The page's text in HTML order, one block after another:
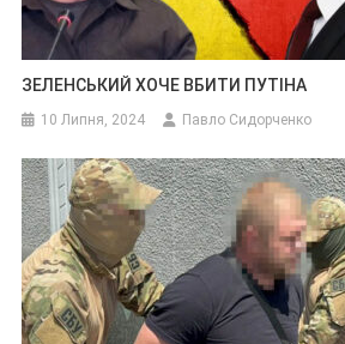
ЗЕЛЕНСЬКИЙ ХОЧЕ ВБИТИ ПУТІНА
10 Липня, 2024 Павло Сидорченко